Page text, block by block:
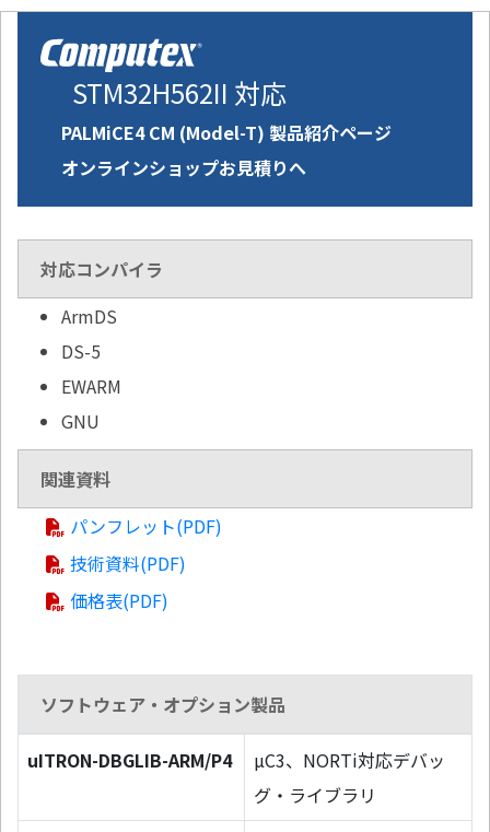
STM32H562II 対応
PALMiCE4 CM (Model-T) 製品紹介ページ
オンラインショップお見積りへ
対応コンパイラ
ArmDS
DS-5
EWARM
GNU
関連資料
パンフレット(PDF)
技術資料(PDF)
価格表(PDF)
ソフトウェア・オプション製品
uITRON-DBGLIB-ARM/P4
µC3、NORTi対応デバッ
グ・ライブラリ